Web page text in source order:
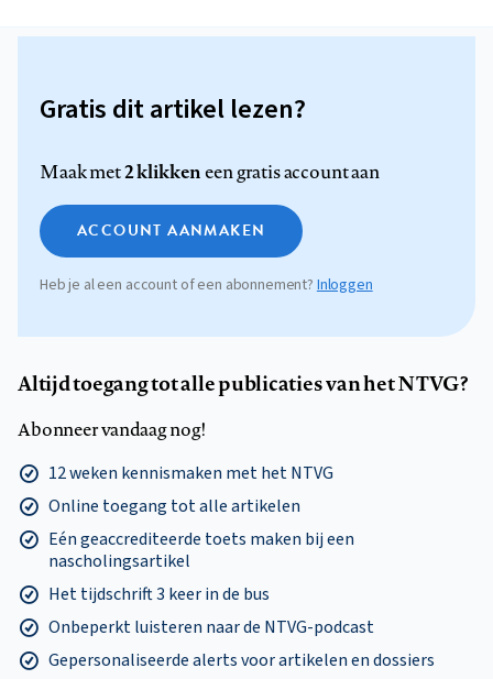
Gratis dit artikel lezen?
Maak met2 klikkeneen gratis account aan
ACCOUNT AANMAKEN
Heb je al een account of een abonnement? Inloggen
Altijd toegang tot alle publicaties van het NTVG?
Abonneer vandaag nog!
12 weken kennismaken met het NTVG
Online toegang tot alle artikelen
Eén geaccrediteerde toets maken bij een
nascholingsartikel
Het tijdschrift 3 keer in de bus
Onbeperkt luisteren naar de NTVG-podcast
Gepersonaliseerde alerts voor artikelen en dossiers